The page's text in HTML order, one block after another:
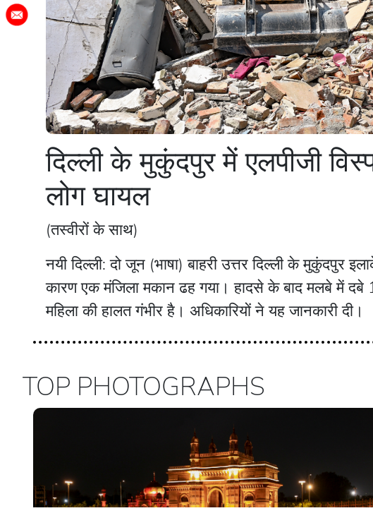
दिल्ली के मुकुंदपुर में एलपीजी
लोग घायल
(तस्वीरों के साथ)
नयी दिल्ली: दो जून (भाषा) बाहरी उत्तर दिल्ली के मुकुंदपुर
कारण एक मंजिला मकान ढह गया। हादसे के बाद मलबे में दबे
महिला की हालत गंभीर है। अधिकारियों ने यह जानकारी दी।
TOP PHOTOGRAPHS